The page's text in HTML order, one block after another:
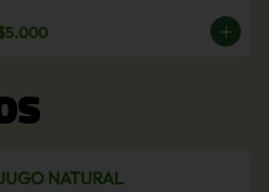
NATURAL